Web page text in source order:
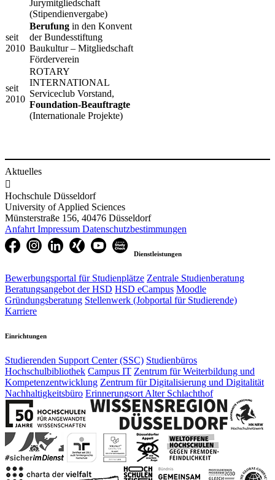
Jurymitgliedschaft
(Stipendienvergabe)
​seit
2010
Berufung in den Konvent
der Bundesstiftung
Baukultur – Mitgliedschaft
Förderverein
​seit
2010
​ROTARY
INTERNATIONAL
Serviceclub Vorstand,
Foundation-Beauftragte
(Internationale Projekte)​​
Aktuelles

Hochschule Düsseldorf
University of Applied Sciences
Münsterstraße 156, 40476 Düsseldorf
Anfahrt Impressum Datenschutzbestimmungen
Dienstleistungen
Bewerbungsportal für Studienplätze Zentrale Studienberatung
Beratungsangebot der HSD HSD eCampus Moodle
Gründungsberatung Stellenwerk (Jobportal für Studierende)
Karriere
Einrichtungen
Studierenden Support Center (SSC) Studienbüros
Hochschulbibliothek Campus IT Zentrum für Weiterbildung und
Kompetenzentwicklung Zentrum für Digitalisierung und Digitalität
Nachhaltigkeitsbüro Erinnerungsort Alter Schlachthof